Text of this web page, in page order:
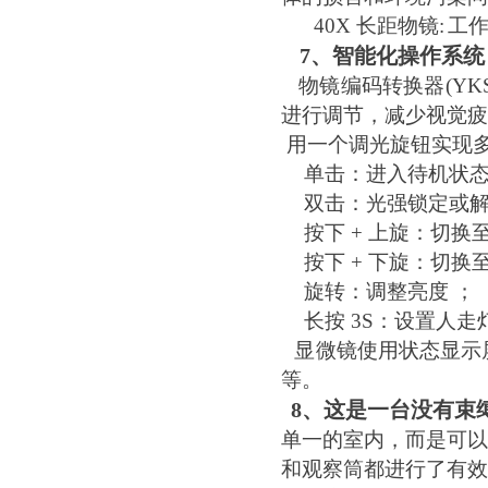
40X 长距物镜: 工
7、智能化操作系
物镜编码转换器
进行调节，减少视觉
用一个调光旋钮实现
单击：进入待
双击：光强锁定或
按下 + 上旋：切
按下 + 下旋：切换
旋转：调整亮
长按 3S：设置人走
显微镜使用状态显
等。
8、这是一台没有束
单一的室内，而是可
和观察筒都进行了有